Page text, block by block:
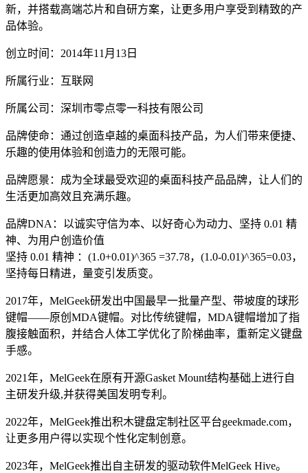
新，并搭载高端芯片和自研方案，让更多用户享受到精致的产
品体验。
创立时间：2014年11月13日
所属行业：互联网
所属公司：深圳市零点零一科技有限公司
品牌使命：通过创造卓越的桌面科技产品，为人们带来便捷、
乐趣的使用体验和创造力的无限可能。
品牌愿景：成为全球最受欢迎的桌面科技产品品牌，让人们的
生活更加高效且充满乐趣。
品牌DNA：以诚实守信为本、以好奇心为动力、坚持 0.01 精
神、为用户创造价值
坚持 0.01 精神 ：(1.0+0.01)^365 =37.78，(1.0-0.01)^365=0.03，
坚持每日精进，量变引发质变。
2017年，MelGeek研发出中国最早一批量产型、带坡度的球形
键帽——原创MDA键帽。对比传统键帽，MDA键帽增加了指
腹接触面积，并结合人体工学优化了阶梯曲率，重新定义键盘
手感。
2021年，MelGeek在原有开源Gasket Mount结构基础上进行自
主研发升级,并获得美国发明专利。
2022年，MelGeek推出积木键盘定制社区平台geekmade.com，
让更多用户得以实现个性化定制创意。
2023年，MelGeek推出自主研发的驱动软件MelGeek Hive。